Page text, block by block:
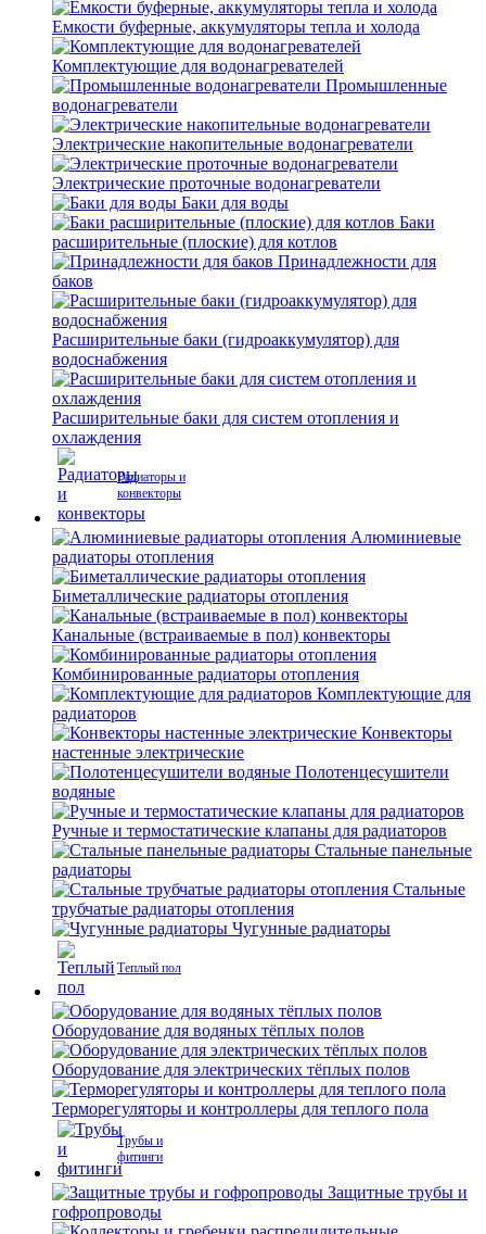
Емкости буферные, аккумуляторы тепла и холода
Комплектующие для водонагревателей
Промышленные
водонагреватели
Электрические накопительные водонагреватели
Электрические проточные водонагреватели
Баки для воды
Баки
расширительные (плоские) для котлов
Принадлежности для
баков
Расширительные баки (гидроаккумулятор) для
водоснабжения
Расширительные баки для систем отопления и
охлаждения
Радиаторы и
конвекторы
Алюминиевые
радиаторы отопления
Биметаллические радиаторы отопления
Канальные (встраиваемые в пол) конвекторы
Комбинированные радиаторы отопления
Комплектующие для
радиаторов
Конвекторы
настенные электрические
Полотенцесушители
водяные
Ручные и термостатические клапаны для радиаторов
Стальные панельные
радиаторы
Стальные
трубчатые радиаторы отопления
Чугунные радиаторы
Теплый пол
Оборудование для водяных тёплых полов
Оборудование для электрических тёплых полов
Терморегуляторы и контроллеры для теплого пола
Трубы и
фитинги
Защитные трубы и
гофропроводы